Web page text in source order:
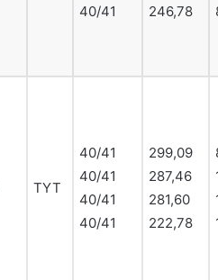
40/41
246,78
TYT
40/41
40/41
40/41
40/41
299,09
287,46
281,60
222,78